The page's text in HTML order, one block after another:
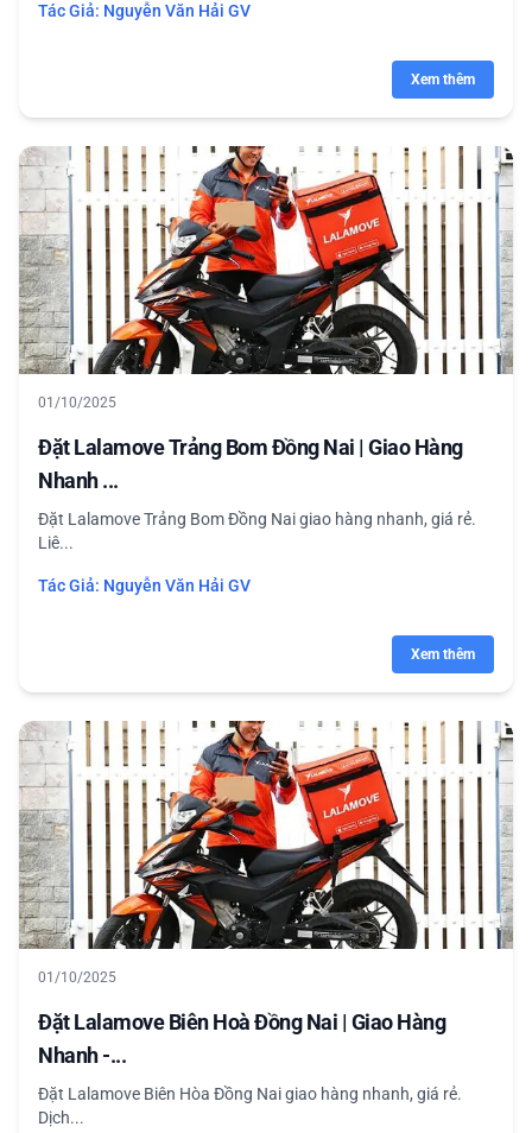
Tác Giả: Nguyễn Văn Hải GV
Xem thêm
01/10/2025
Đặt Lalamove Trảng Bom Đồng Nai | Giao Hàng
Nhanh ...
Đặt Lalamove Trảng Bom Đồng Nai giao hàng nhanh, giá rẻ.
Liê...
Tác Giả: Nguyễn Văn Hải GV
Xem thêm
01/10/2025
Đặt Lalamove Biên Hoà Đồng Nai | Giao Hàng
Nhanh -...
Đặt Lalamove Biên Hòa Đồng Nai giao hàng nhanh, giá rẻ.
Dịch...